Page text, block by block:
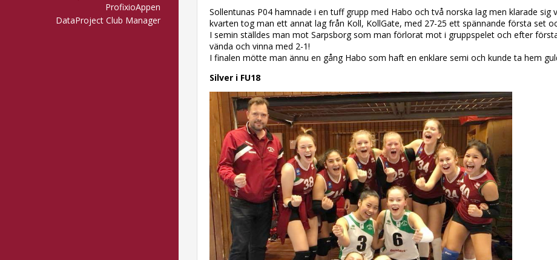
ProfixioAppen
DataProject Club Manager
Sollentunas P04 hamnade i en tuff grupp med Habo och två norska lag men klarade
kvarten tog man ett annat lag från Koll, KollGate, med 27-25 ett spännande första set
I semin ställdes man mot Sarpsborg som man förlorat mot i gruppspelet och efter
vända och vinna med 2-1!
I finalen mötte man ännu en gång Habo som haft en enklare semi och kunde ta hem
Silver i FU18